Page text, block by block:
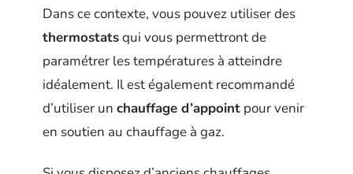
Dans ce contexte, vous pouvez utiliser des
thermostatsqui vous permettront de
paramétrer les températures à atteindre
idéalement. Il est également recommandé
d’utiliser un chauffage d’appoint pour venir
en soutien au chauffage à gaz.